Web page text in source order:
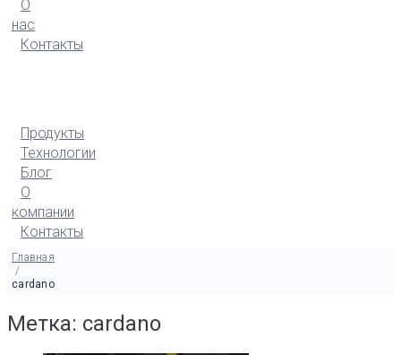
О
нас
Контакты
Продукты
Технологии
Блог
О
компании
Контакты
Главная
/
cardano
Метка: cardano